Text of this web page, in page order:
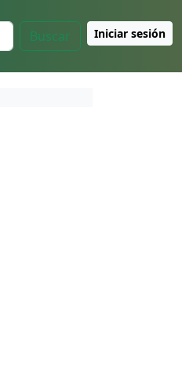
Buscar Iniciar sesión